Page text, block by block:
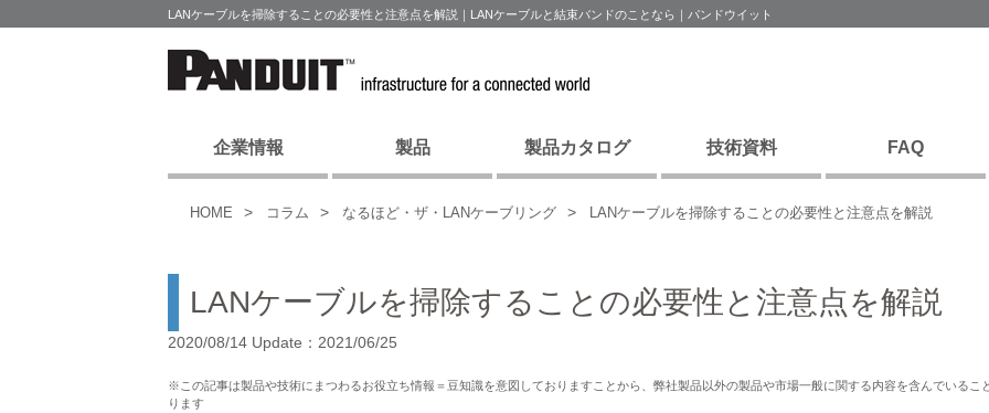
LANケーブルを掃除することの必要性と注意点を解説｜LANケーブルと結束バンドのことなら｜パンドウイット
企業情報 製品 製品カタログ 技術資料 FAQ
HOME コラム なるほど・ザ・LANケーブリング LANケーブルを掃除することの必要性と注意点を解説
LANケーブルを掃除することの必要性と注意点を解説
2020/08/14 Update：2021/06/25
※この記事は製品や技術にまつわるお役立ち情報＝豆知識を意図しておりますことから、弊社製品以外の製品や市場一般に関する内容を含んでいるこ
ります